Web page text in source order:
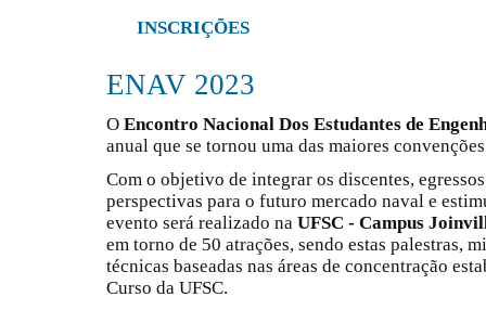
INSCRIÇÕES
ENAV 2023
O Encontro Nacional Dos Estudantes de
anual que se tornou uma das maiores
Com o objetivo de integrar os discentes,
perspectivas para o futuro mercado naval e
evento será realizado na UFSC - Campus
em torno de 50 atrações, sendo estas palestras,
técnicas baseadas nas áreas de concentração
Curso da UFSC.